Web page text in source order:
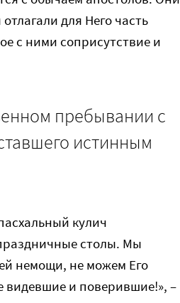
для Него часть
с ними соприсутствие и
пребывании с
истинным
кулич
столы. Мы
немощи, не можем Его
видевшие и поверившие!», –